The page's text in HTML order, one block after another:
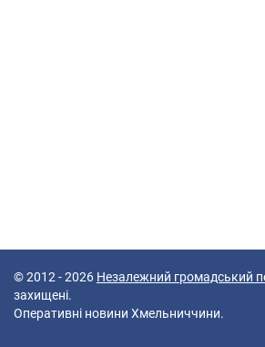
© 2012 - 2026 Незалежний громадський
захищені.
Оперативні новини Хмельниччини.